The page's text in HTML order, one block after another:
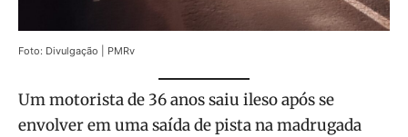
Foto: Divulgação | PMRv
Um motorista de 36 anos saiu ileso após se
envolver em uma saída de pista na madrugada